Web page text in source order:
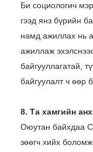
Би социологич
гээд янз бүрийн
намд ажиллах нь
ажиллаж
байгууллагатай,
байгуулалт ч өөр
8. Та хамгийн
Оюутан байхдаа
зөөгч хийх